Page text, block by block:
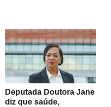
Deputada Doutora Jane
diz que saúde,